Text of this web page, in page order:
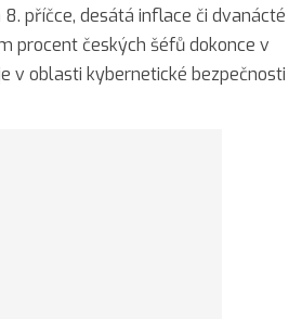
příčce, desátá inflace či dvanácté
procent českých šéfů dokonce v
v oblasti kybernetické bezpečnosti